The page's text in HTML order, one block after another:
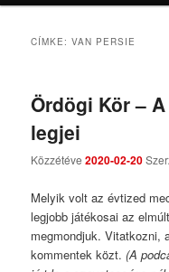
CÍMKE:VAN PERSIE
Ördögi Kör –
legjei
Közzétéve2020-02-20
Melyik volt az évtized
legjobb játékosai az
megmondjuk. Vitatkozni,
kommentek közt.(A